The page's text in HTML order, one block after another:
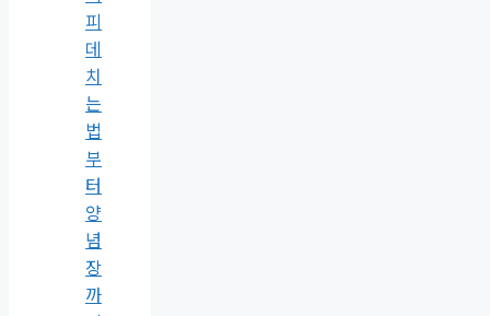
피
데
치
는
법
부
터
양
념
장
까